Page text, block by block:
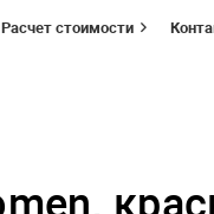
Расчет стоимости